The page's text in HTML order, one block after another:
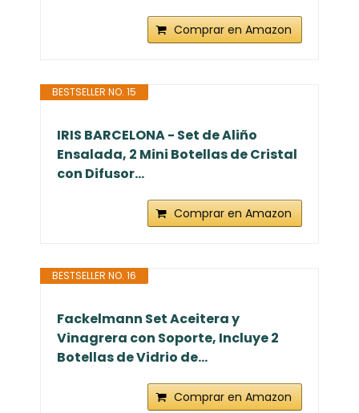
Comprar en Amazon
BESTSELLER NO. 15
IRIS BARCELONA - Set de Aliño
Ensalada, 2 Mini Botellas de Cristal
con Difusor...
Comprar en Amazon
BESTSELLER NO. 16
Fackelmann Set Aceitera y
Vinagrera con Soporte, Incluye 2
Botellas de Vidrio de...
Comprar en Amazon